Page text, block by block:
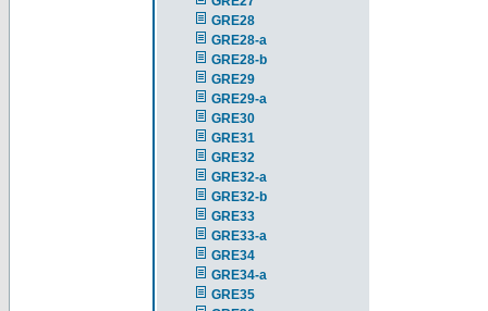
GRE28
GRE28-a
GRE28-b
GRE29
GRE29-a
GRE30
GRE31
GRE32
GRE32-a
GRE32-b
GRE33
GRE33-a
GRE34
GRE34-a
GRE35